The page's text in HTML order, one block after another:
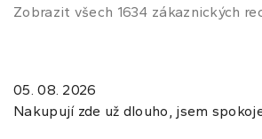
Zobrazit všech 1634 zákaznických
05. 08. 2026
Nakupují zde už dlouho, jsem